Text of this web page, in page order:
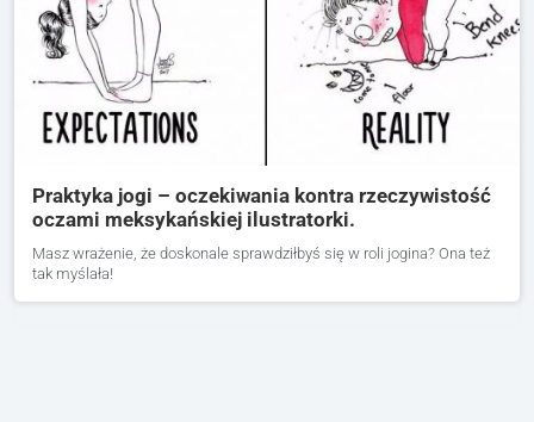
Praktyka jogi – oczekiwania kontra rzeczywistość
oczami meksykańskiej ilustratorki.
Masz wrażenie, że doskonale sprawdziłbyś się w roli jogina? Ona też
tak myślała!